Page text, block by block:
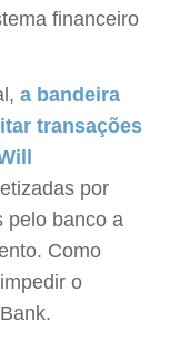
financeiro
a bandeira
transações
por
pelo banco a
Como
o